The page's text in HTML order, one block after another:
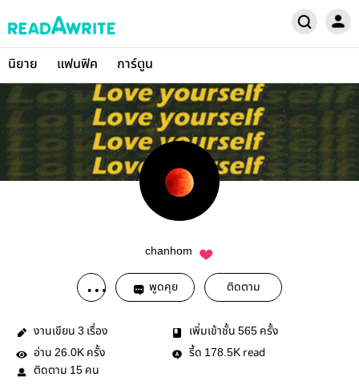
นิยาย แฟนฟิค การ์ตูน
chanhom
พูดคุย ติดตาม
งานเขียน 3 เรื่อง เพิ่มเข้าชั้น 565 ครั้ง
อ่าน 26.0K ครั้ง รี้ด 178.5K read
ติดตาม 15 คน